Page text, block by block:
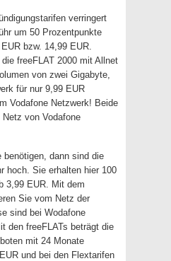
verringert
um 50 Prozentpunkte
bzw. 14,99 EUR.
freeFLAT 2000 mit Allnet
von zwei Gigabyte,
für nur 9,99 EUR
Vodafone Netzwerk! Beide
von Vodafone
benötigen, dann sind die
hoch. Sie erhalten hier 100
3,99 EUR. Mit dem
Sie vom Netz der
sind bei Wodafone
den freeFLATs beträgt die
mit 24 Monate
und bei den Flextarifen